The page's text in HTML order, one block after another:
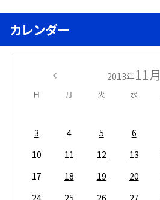
カレンダー
2013年11月
日 月 火 水
3
4 5 6
10
11 12 13
17
18 19 20
24
25 26 27